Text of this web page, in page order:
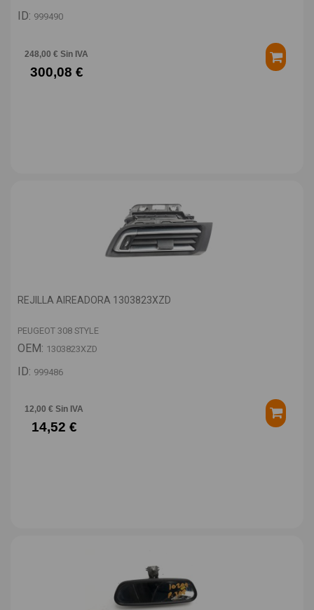
ID: 999490
248,00 € Sin IVA
300,08 €
REJILLA AIREADORA 1303823XZD
PEUGEOT 308 STYLE
OEM: 1303823XZD
ID: 999486
12,00 € Sin IVA
14,52 €